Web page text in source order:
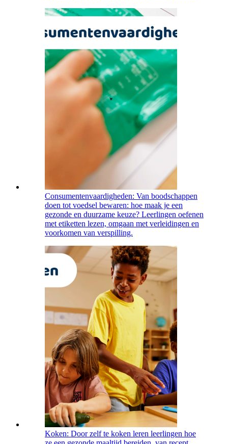
Consumentenvaardigheden: Van boodschappen
doen tot voedsel bewaren: hoe maak je een
gezonde en duurzame keuze? Leerlingen oefenen
met etiketten lezen, omgaan met verleidingen en
voorkomen van verspilling.
Koken: Door zelf te koken leren leerlingen hoe